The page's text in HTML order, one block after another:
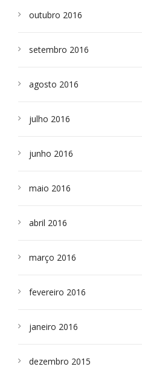
outubro 2016
setembro 2016
agosto 2016
julho 2016
junho 2016
maio 2016
abril 2016
março 2016
fevereiro 2016
janeiro 2016
dezembro 2015